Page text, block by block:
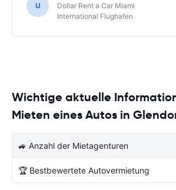
U
Dollar Rent a Car Miami
International Flughafen
Wichtige aktuelle
Mieten eines Autos in
🚙 Anzahl der Mietagenturen
🏆 Bestbewertete Autovermietung